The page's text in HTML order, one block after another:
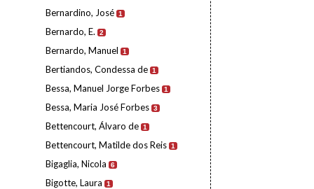
Bernardino, José 1
Bernardo, E. 2
Bernardo, Manuel 1
Bertiandos, Condessa de 1
Bessa, Manuel Jorge Forbes 1
Bessa, Maria José Forbes 3
Bettencourt, Álvaro de 1
Bettencourt, Matilde dos Reis 1
Bigaglia, Nicola 6
Bigotte, Laura 1